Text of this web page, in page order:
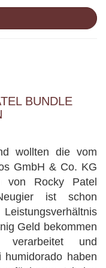
BUNDLE
wollten die vom
GmbH & Co. KG
von Rocky Patel
ist schon
Geld bekommen
und
haben